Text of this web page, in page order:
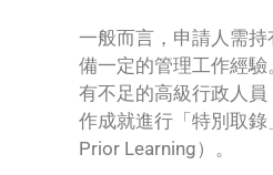
一般而言，申請人需
備一定的管理工作經
有不足的高級行政人
作成就進行「特別取
Prior Learning）。